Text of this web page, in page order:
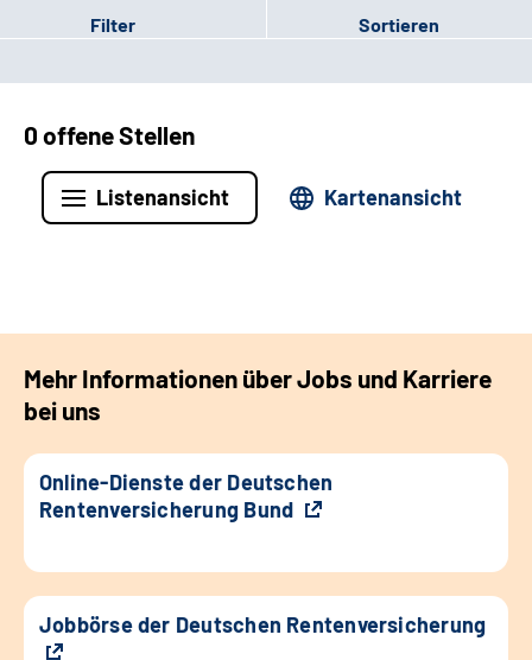
Filter Sortieren
0 offene Stellen
Listenansicht Kartenansicht
Mehr Informationen über Jobs und Karriere
bei uns
Online-Dienste der Deutschen
Rentenversicherung Bund
Jobbörse der Deutschen Rentenversicherung